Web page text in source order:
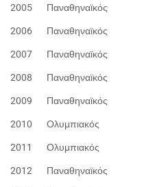
2005 Παναθηναϊκός
2006 Παναθηναϊκός
2007 Παναθηναϊκός
2008 Παναθηναϊκός
2009 Παναθηναϊκός
2010 Ολυμπιακός
2011 Ολυμπιακός
2012 Παναθηναϊκός